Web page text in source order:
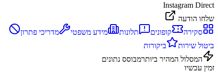
Instagram Direct
שלחו הודעה
סקירה
קופונים תלונות מידע משפטי
מדריכי פתרון
ביטול שירות
ביקורות
המסלול המהיר ביותרמבוסס נתונים
זמין עכשיו